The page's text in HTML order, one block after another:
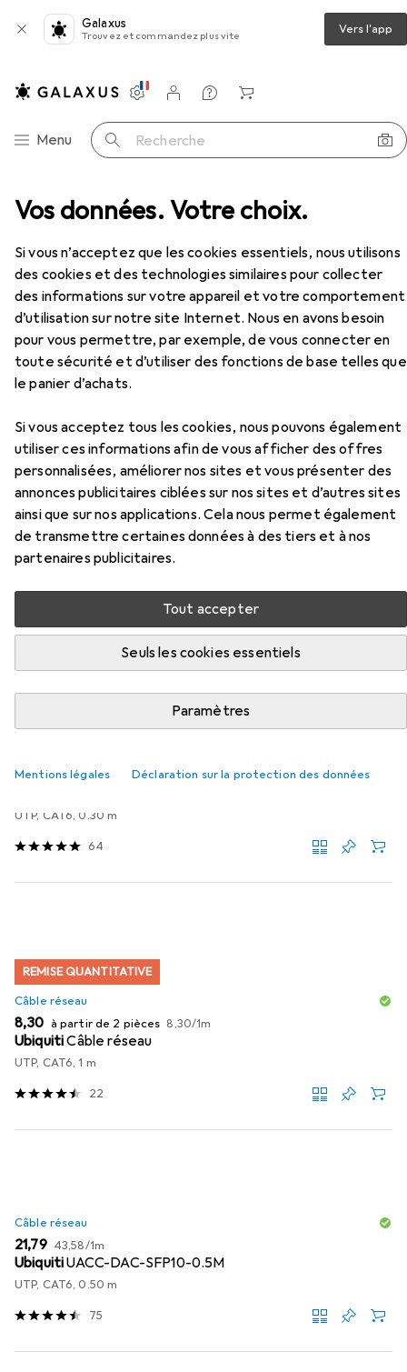
Vos données. Votre choix.
Si vous n’acceptez que les cookies essentiels, nous utilisons
des cookies et des technologies similaires pour collecter
des informations sur votre appareil et votre comportement
d’utilisation sur notre site Internet. Nous en avons besoin
pour vous permettre, par exemple, de vous connecter en
toute sécurité et d’utiliser des fonctions de base telles que
le panier d’achats.
Si vous acceptez tous les cookies, nous pouvons également
utiliser ces informations afin de vous afficher des offres
personnalisées, améliorer nos sites et vous présenter des
annonces publicitaires ciblées sur nos sites et d’autres sites
ainsi que sur nos applications. Cela nous permet également
de transmettre certaines données à des tiers et à nos
partenaires publicitaires.
Tout accepter
Seuls les cookies essentiels
Paramètres
Mentions légales Déclaration sur la protection des données
Galaxus
Trouvez et commandez plus vite Vers l'app
Navigation par catégorie
Menu Recherche
Paramètres
Compte client
Listes de comparaison
Listes d'envies
Panier
réseau Injecteur PoE LogiLink POE005
EUR
20,70
LogiLinkPOE005
802,3at (PoE+), 802.3af (PoE), 24 W
Accessoires pour LogiLink
POE005
Ici, vous trouverez des accessoires compatibles avec le
produit LogiLink POE005 de la catégorie Câble réseau.
Populaire LogiLink
Liste des produits
REMISE QUANTITATIVE
EUR
7,31 à partir de 2 pièces EUR
24,37/ 1m
UTP, CAT6, 0.30 m
64
REMISE QUANTITATIVE
Câble réseau
EUR
8,30 à partir de 2 pièces EUR
8,30/1m
UbiquitiCâble réseau
UTP, CAT6, 1 m
22
Câble réseau
EUR
21,79 EUR
43,58/1m
UbiquitiUACC-DAC-SFP10-0.5M
UTP, CAT6, 0.50 m
75